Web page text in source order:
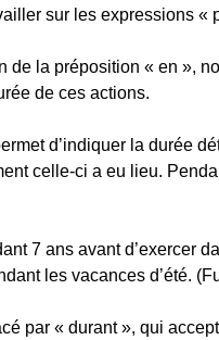
sur les expressions «
de la préposition « en »,
de ces actions.
d’indiquer la durée
celle-ci a eu lieu.
7 ans avant d’exercer
les vacances d’été.
par « durant », qui